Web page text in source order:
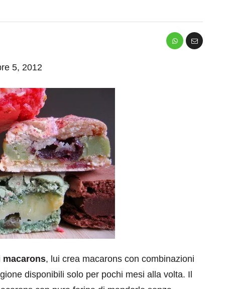
5, 2012
macarons, lui crea macarons con combinazioni
disponibili solo per pochi mesi alla volta. Il